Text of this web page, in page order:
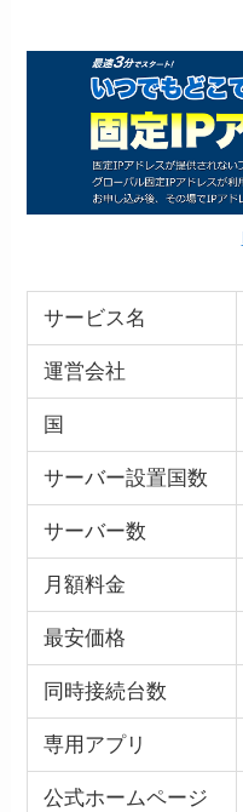
サービス名
運営会社
国
サーバー設置国数
サーバー数
月額料金
最安価格
同時接続台数
専用アプリ
公式ホームページ